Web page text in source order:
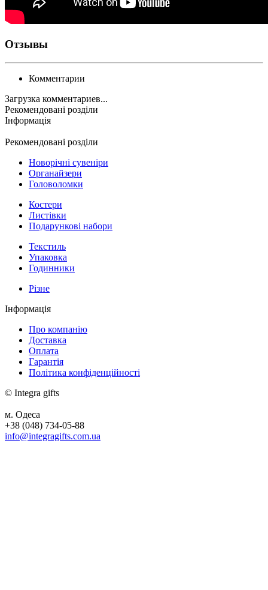
Отзывы
Комментарии
Загрузка комментариев...
Рекомендовані розділи
Інформація
Рекомендовані розділи
Новорічні сувеніри
Органайзери
Головоломки
Костери
Листівки
Подарункові набори
Текстиль
Упаковка
Годинники
Різне
Інформація
Про компанію
Доставка
Оплата
Гарантія
Політика конфіденційності
© Integra gifts
м. Одеса
+38 (048) 734-05-88
info@integragifts.com.ua